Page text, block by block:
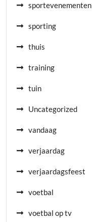
sportevenementen
sporting
thuis
training
tuin
Uncategorized
vandaag
verjaardag
verjaardagsfeest
voetbal
voetbal op tv